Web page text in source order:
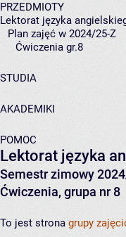
PRZEDMIOTY
Lektorat języka
Plan zajęć w 2024/25-Z
Ćwiczenia gr.8
STUDIA
AKADEMIKI
POMOC
Lektorat języka
Semestr zimowy
Ćwiczenia, grupa nr 8
To jest strona grupy